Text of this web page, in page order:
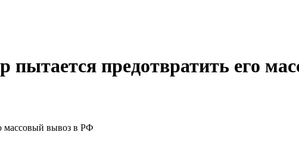
пытается предотвратить его